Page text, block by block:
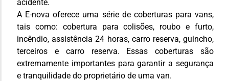
acidente.
A E-nova oferece uma série de coberturas para vans,
tais como: cobertura para colisões, roubo e furto,
incêndio, assistência 24 horas, carro reserva, guincho,
terceiros e carro reserva. Essas coberturas são
extremamente importantes para garantir a segurança
e tranquilidade do proprietário de uma van.